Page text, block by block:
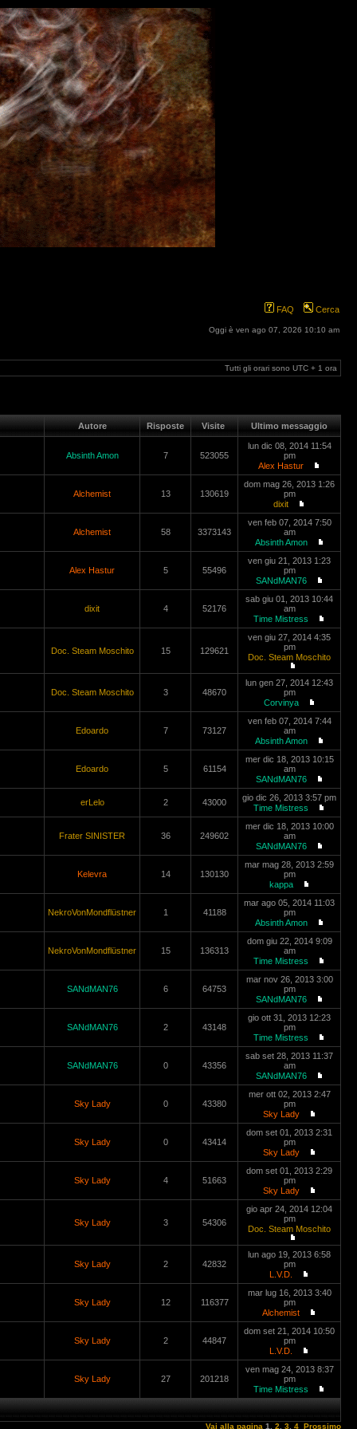
FAQ Cerca
Oggi è ven ago 07, 2026 10:10 am
Tutti gli orari sono UTC + 1 ora
Autore Risposte Visite Ultimo messaggio
Absinth Amon 7 523055
lun dic 08, 2014 11:54
pm
Alex Hastur
Alchemist 13 130619
dom mag 26, 2013 1:26
pm
dixit
Alchemist 58 3373143
ven feb 07, 2014 7:50
am
Absinth Amon
Alex Hastur 5 55496
ven giu 21, 2013 1:23
pm
SANdMAN76
dixit 4 52176
sab giu 01, 2013 10:44
am
Time Mistress
Doc. Steam Moschito 15 129621
ven giu 27, 2014 4:35
pm
Doc. Steam Moschito
Doc. Steam Moschito 3 48670
lun gen 27, 2014 12:43
pm
Corvinya
Edoardo 7 73127
ven feb 07, 2014 7:44
am
Absinth Amon
Edoardo 5 61154
mer dic 18, 2013 10:15
am
SANdMAN76
erLelo 2 43000
gio dic 26, 2013 3:57 pm
Time Mistress
Frater SINISTER 36 249602
mer dic 18, 2013 10:00
am
SANdMAN76
Kelevra 14 130130
mar mag 28, 2013 2:59
pm
kappa
NekroVonMondflüstner 1 41188
mar ago 05, 2014 11:03
pm
Absinth Amon
NekroVonMondflüstner 15 136313
dom giu 22, 2014 9:09
am
Time Mistress
SANdMAN76 6 64753
mar nov 26, 2013 3:00
pm
SANdMAN76
SANdMAN76 2 43148
gio ott 31, 2013 12:23
pm
Time Mistress
SANdMAN76 0 43356
sab set 28, 2013 11:37
am
SANdMAN76
Sky Lady 0 43380
mer ott 02, 2013 2:47
pm
Sky Lady
Sky Lady 0 43414
dom set 01, 2013 2:31
pm
Sky Lady
Sky Lady 4 51663
dom set 01, 2013 2:29
pm
Sky Lady
Sky Lady 3 54306
gio apr 24, 2014 12:04
pm
Doc. Steam Moschito
Sky Lady 2 42832
lun ago 19, 2013 6:58
pm
L.V.D.
Sky Lady 12 116377
mar lug 16, 2013 3:40
pm
Alchemist
Sky Lady 2 44847
dom set 21, 2014 10:50
pm
L.V.D.
Sky Lady 27 201218
ven mag 24, 2013 8:37
pm
Time Mistress
Vai alla pagina 1 2 3 4 Prossimo